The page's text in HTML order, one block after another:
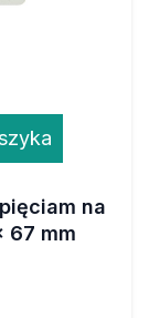
na
67 mm